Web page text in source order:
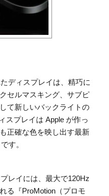
ディスプレイは、精巧に
セルマスキング、サブピ
て新しいバックライトの
スプレイは Apple が作っ
正確な色を映し出す最新
す。
レイには、最大で120Hz
る『ProMotion（プロモ